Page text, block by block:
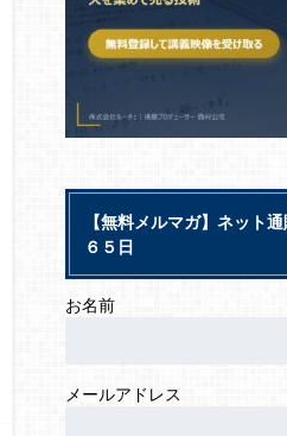
【無料メルマガ】ネット
６５日
お名前
メールアドレス